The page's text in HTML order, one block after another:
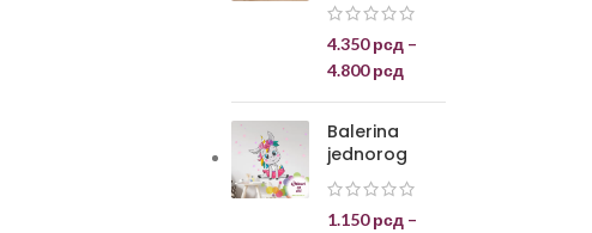
4.350рсд –
4.800рсд
Balerina
jednorog
1.150рсд –